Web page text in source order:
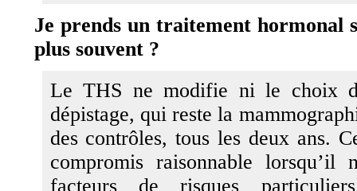
Je prends un traitement hormonal
plus souvent ?
Le THS ne modifie ni le choix
dépistage, qui reste la
des contrôles, tous les deux ans.
compromis raisonnable lorsqu’il
facteurs de risques